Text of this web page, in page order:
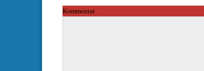
Kommentar